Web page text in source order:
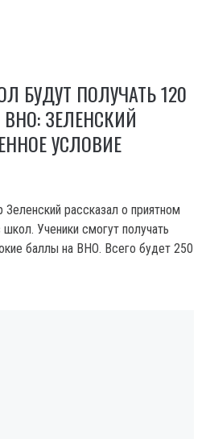
БУДУТ ПОЛУЧАТЬ 120
ЗЕЛЕНСКИЙ
УСЛОВИЕ
Зеленский рассказал о приятном
Ученики смогут получать
баллы на ВНО. Всего будет 250